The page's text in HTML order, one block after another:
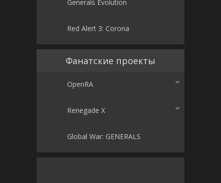
Generals Evolution
Red Alert 3: Corona
Фанатские проекты
OpenRA
Renegade X
Global War: GENERALS